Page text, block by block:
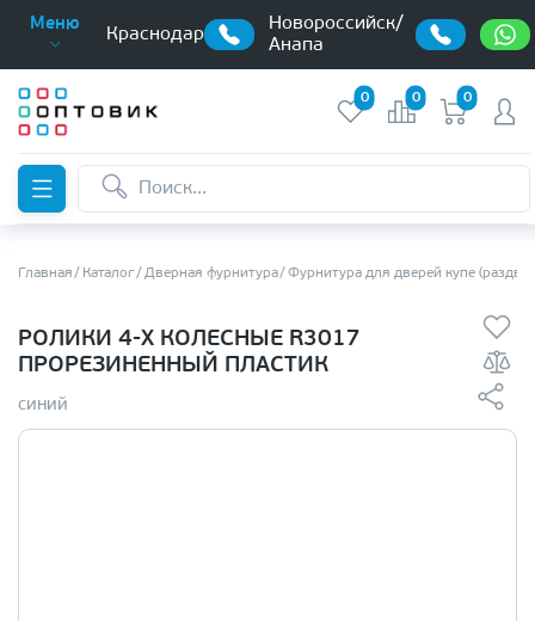
Меню
Краснодар
Новороссийск/
Анапа
0 0 0
Главная Каталог Дверная фурнитура Фурнитура для дверей купе
РОЛИКИ 4-Х КОЛЕСНЫЕ R3017
ПРОРЕЗИНЕННЫЙ ПЛАСТИК
синий